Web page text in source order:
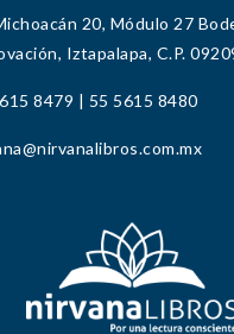
20, Módulo 27
Iztapalapa, C.P.
8479 | 55 5615 8480